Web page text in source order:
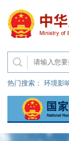
热门搜索： 环境影